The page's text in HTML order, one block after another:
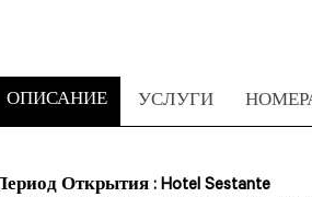
ОПИСАНИЕ УСЛУГИ
Открытия : Hotel Sestante